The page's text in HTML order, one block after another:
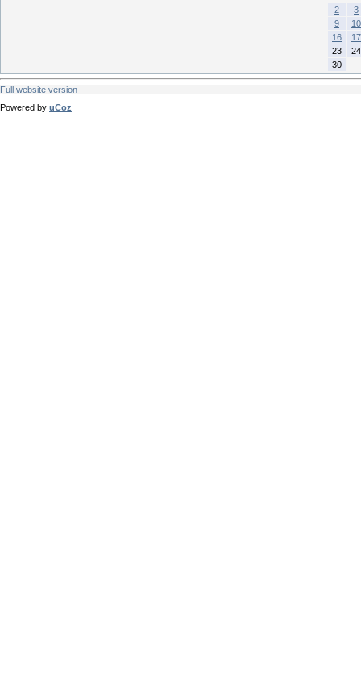
2
3
9
10
16
17
23
24
30
Full website version
Powered by uCoz